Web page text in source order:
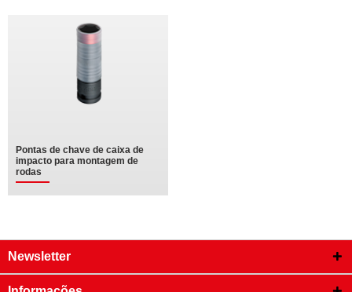
Pontas de chave de caixa de
impacto para montagem de
rodas
Newsletter